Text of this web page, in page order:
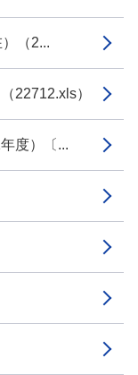
（2...
22712.xls）
度）〔...